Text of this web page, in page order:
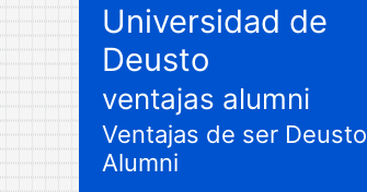
Universidad de
Deusto
ventajas alumni
Ventajas de ser Deusto
Alumni